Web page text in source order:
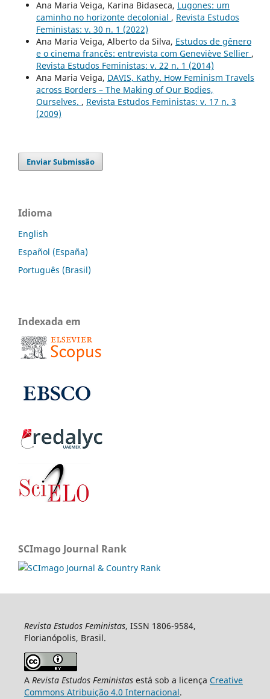
Ana Maria Veiga, Karina Bidaseca, Lugones: um
caminho no horizonte decolonial , Revista Estudos
Feministas: v. 30 n. 1 (2022)
Ana Maria Veiga, Alberto da Silva, Estudos de gênero
e o cinema francês: entrevista com Geneviève Sellier ,
Revista Estudos Feministas: v. 22 n. 1 (2014)
Ana Maria Veiga, DAVIS, Kathy. How Feminism Travels
across Borders – The Making of Our Bodies,
Ourselves. , Revista Estudos Feministas: v. 17 n. 3
(2009)
Enviar Submissão
Idioma
English
Español (España)
Português (Brasil)
Indexada em
SCImago Journal Rank
Revista Estudos Feministas, ISSN 1806-9584,
Florianópolis, Brasil.
A Revista Estudos Feministasestá sob a licença Creative
Commons Atribuição 4.0 Internacional.